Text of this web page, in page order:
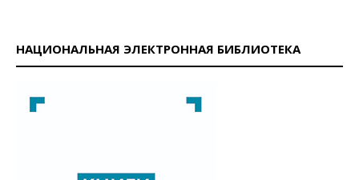
НАЦИОНАЛЬНАЯ ЭЛЕКТРОННАЯ БИБЛИОТЕКА